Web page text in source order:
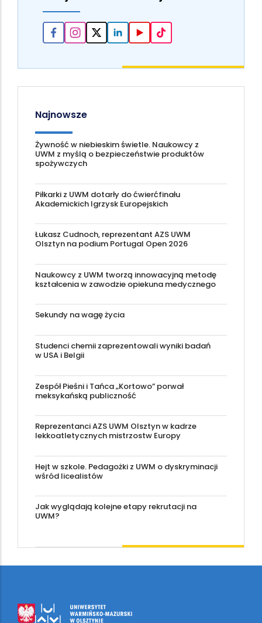
Najnowsze
Żywność w niebieskim świetle. Naukowcy z
UWM z myślą o bezpieczeństwie produktów
spożywczych
Piłkarki z UWM dotarły do ćwierćfinału
Akademickich Igrzysk Europejskich
Łukasz Cudnoch, reprezentant AZS UWM
Olsztyn na podium Portugal Open 2026
Naukowcy z UWM tworzą innowacyjną metodę
kształcenia w zawodzie opiekuna medycznego
Sekundy na wagę życia
Studenci chemii zaprezentowali wyniki badań
w USA i Belgii
Zespół Pieśni i Tańca „Kortowo” porwał
meksykańską publiczność
Reprezentanci AZS UWM Olsztyn w kadrze
lekkoatletycznych mistrzostw Europy
Hejt w szkole. Pedagożki z UWM o dyskryminacji
wśród licealistów
Jak wyglądają kolejne etapy rekrutacji na
UWM?